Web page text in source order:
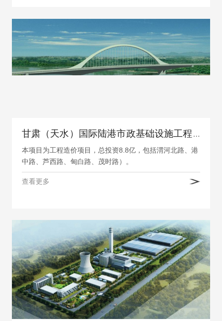
甘肃（天水）国际陆港市政基础设施工程一期PPP造价项目编制清单及控制价
本项目为工程造价项目，总投资8.8亿，包括渭河北路、港
中路、芦西路、甸白路、茂时路）。
查看更多